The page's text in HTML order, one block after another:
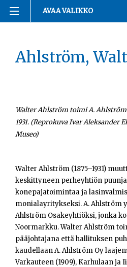
AVAA VALIKKO
1863-
1918
Ahlström,
Walter Ahlström toimi A.
1931. (Reprokuva Ivar Aleksander
Museo)
Walter Ahlström (1875–1931)
keskittyneen perheyhtiön
konepajatoimintaa ja
monialayritykseksi. A. Ahlström
Ahlström Osakeyhtiöksi, jonka
Noormarkku. Walter Ahlström
pääjohtajana että hallituksen
kaudellaan A. Ahlström Oy
Varkauteen (1909), Karhulaan ja